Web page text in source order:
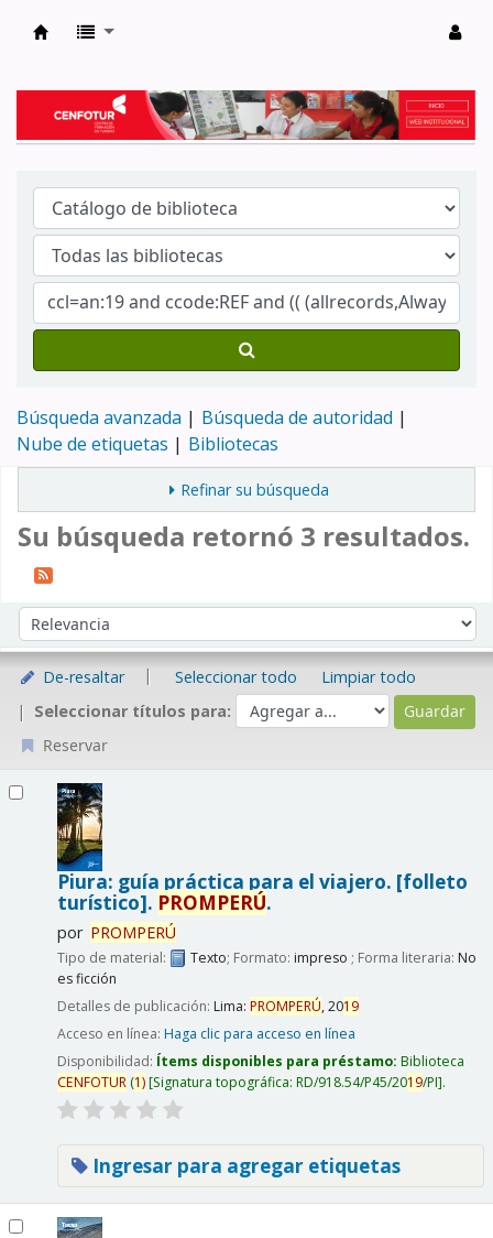
Búsqueda avanzada
Búsqueda de autoridad
Nube de etiquetas
Bibliotecas
Refinar su búsqueda
Su búsqueda retornó 3 resultados.
Ordenar por:
De-resaltar Seleccionar todo
Limpiar todo
Seleccionar títulos para:
Reservar
Piura: guía práctica para el viajero. [folleto
turístico]. PROMPERÚ.
por PROMPERÚ
Tipo de material: Texto; Formato: impreso ; Forma literaria: No
es ficción
Detalles de publicación: Lima: PROMPERÚ,2019
Acceso en línea: Haga clic para acceso en línea
Disponibilidad: Ítems disponibles para préstamo: Biblioteca
CENFOTUR(1) Signatura topográfica: RD/918.54/P45/2019/PI .
Ingresar para agregar etiquetas